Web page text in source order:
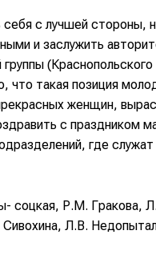
с лучшей стороны,
и заслужить
(Краснопольского
что такая позиция
женщин,
с праздником
где
соцкая, Р.М. Гракова,
Л.В.